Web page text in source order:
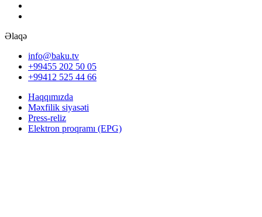
Əlaqə
info@baku.tv
+99455 202 50 05
+99412 525 44 66
Haqqımızda
Məxfilik siyasəti
Press-reliz
Elektron proqramı (EPG)